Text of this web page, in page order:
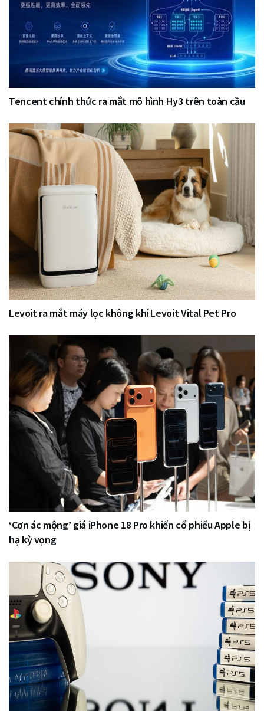
Tencent chính thức ra mắt mô hình Hy3 trên toàn cầu
Levoit ra mắt máy lọc không khí Levoit Vital Pet Pro
‘Cơn ác mộng’ giá iPhone 18 Pro khiến cổ phiếu Apple bị
hạ kỳ vọng